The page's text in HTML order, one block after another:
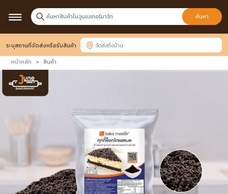
ค้นหา
ระบุสถานที่จัดส่งหรือรับสินค้า
หน้าหลัก สินค้า